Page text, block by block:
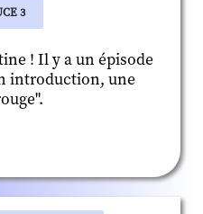
3
! Il y a un épisode
introduction, une